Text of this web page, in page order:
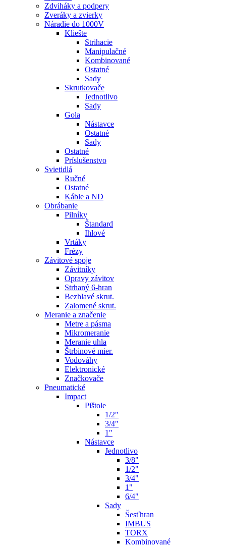
Zdviháky a podpery
Zveráky a zvierky
Náradie do 1000V
Kliešte
Strihacie
Manipulačné
Kombinované
Ostatné
Sady
Skrutkovače
Jednotlivo
Sady
Gola
Nástavce
Ostatné
Sady
Ostatné
Príslušenstvo
Svietidlá
Ručné
Ostatné
Káble a ND
Obrábanie
Pilníky
Štandard
Ihlové
Vrtáky
Frézy
Závitové spoje
Závitníky
Opravy závitov
Strhaný 6-hran
Bezhlavé skrut.
Zalomené skrut.
Meranie a značenie
Metre a pásma
Mikromeranie
Meranie uhla
Štrbinové mier.
Vodováhy
Elektronické
Značkovače
Pneumatické
Impact
Pištole
1/2"
3/4"
1"
Nástavce
Jednotlivo
3/8"
1/2"
3/4"
1"
6/4"
Sady
Šesťhran
IMBUS
TORX
Kombinované